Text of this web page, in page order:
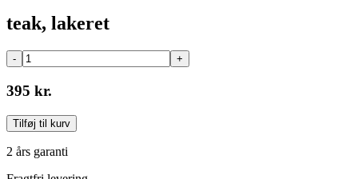
teak, lakeret
- +
395 kr.
Tilføj til kurv
2 års garanti